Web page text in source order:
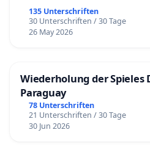
135 Unterschriften
30 Unterschriften / 30 Tage
26 May 2026
Wiederholung der Spieles
Paraguay
78 Unterschriften
21 Unterschriften / 30 Tage
30 Jun 2026